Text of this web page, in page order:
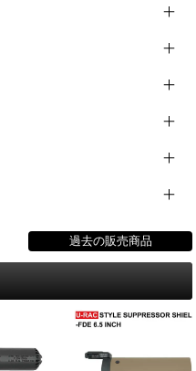
過去の販売商品